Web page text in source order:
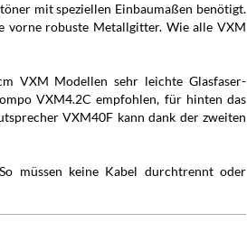
mit speziellen Einbaumaßen benötigt.
vorne robuste Metallgitter. Wie alle VXM
VXM Modellen sehr leichte Glasfaser-
VXM4.2C empfohlen, für hinten das
VXM40F kann dank der zweiten
müssen keine Kabel durchtrennt oder